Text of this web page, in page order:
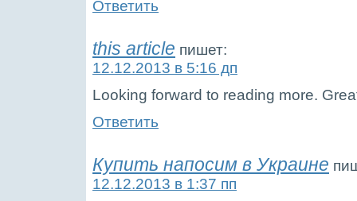
Ответить
this article пишет:
12.12.2013 в 5:16 дп
Looking forward to reading more.
Ответить
Купить напосим в Украине
12.12.2013 в 1:37 пп